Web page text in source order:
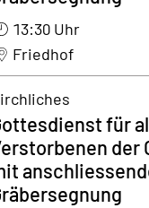
13:30 Uhr
Friedhof
für
der